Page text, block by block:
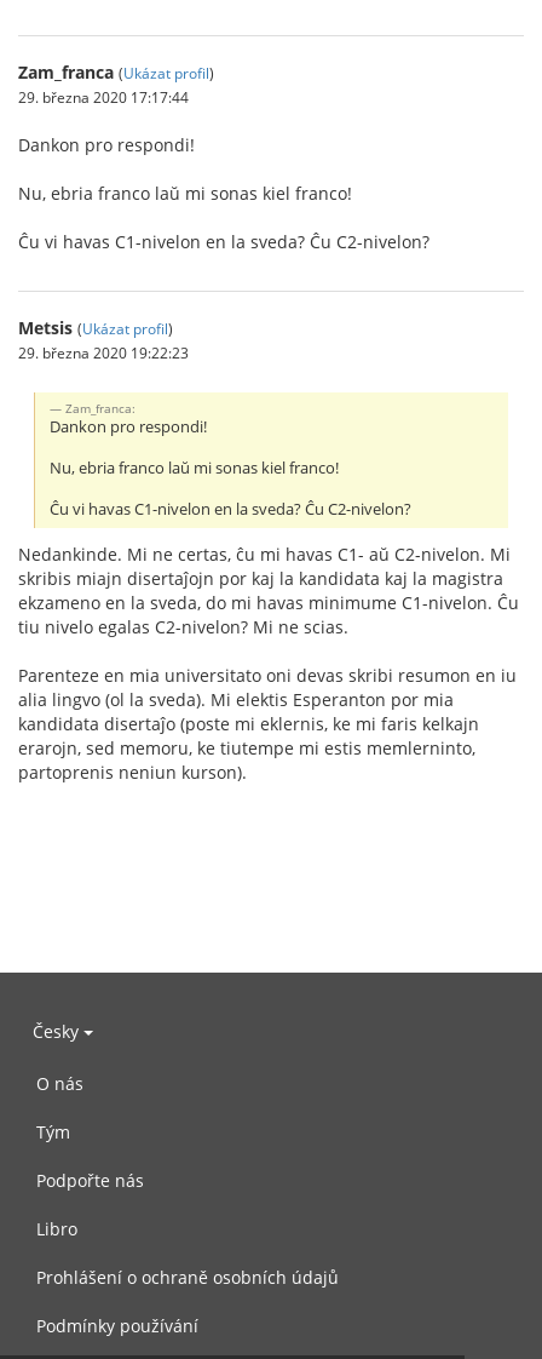
Zam_franca (Ukázat profil)
29. března 2020 17:17:44
Dankon pro respondi!
Nu, ebria franco laŭ mi sonas kiel franco!
Ĉu vi havas C1-nivelon en la sveda? Ĉu C2-nivelon?
Metsis (Ukázat profil)
29. března 2020 19:22:23
Zam_franca:
Dankon pro respondi!
Nu, ebria franco laŭ mi sonas kiel franco!
Ĉu vi havas C1-nivelon en la sveda? Ĉu C2-nivelon?
Nedankinde. Mi ne certas, ĉu mi havas C1- aŭ C2-nivelon. Mi
skribis miajn disertaĵojn por kaj la kandidata kaj la magistra
ekzameno en la sveda, do mi havas minimume C1-nivelon. Ĉu
tiu nivelo egalas C2-nivelon? Mi ne scias.
Parenteze en mia universitato oni devas skribi resumon en iu
alia lingvo (ol la sveda). Mi elektis Esperanton por mia
kandidata disertaĵo (poste mi eklernis, ke mi faris kelkajn
erarojn, sed memoru, ke tiutempe mi estis memlerninto,
partoprenis neniun kurson).
Česky
O nás
Tým
Podpořte nás
Libro
Prohlášení o ochraně osobních údajů
Podmínky používání